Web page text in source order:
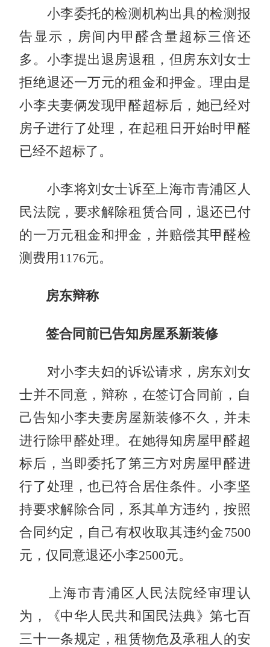
小李委托的检测机构出具的检测报
告显示，房间内甲醛含量超标三倍还
多。小李提出退房退租，但房东刘女士
拒绝退还一万元的租金和押金。理由是
小李夫妻俩发现甲醛超标后，她已经对
房子进行了处理，在起租日开始时甲醛
已经不超标了。
小李将刘女士诉至上海市青浦区人
民法院，要求解除租赁合同，退还已付
的一万元租金和押金，并赔偿其甲醛检
测费用1176元。
房东辩称
签合同前已告知房屋系新装修
对小李夫妇的诉讼请求，房东刘女
士并不同意，辩称，在签订合同前，自
己告知小李夫妻房屋新装修不久，并未
进行除甲醛处理。在她得知房屋甲醛超
标后，当即委托了第三方对房屋甲醛进
行了处理，也已符合居住条件。小李坚
持要求解除合同，系其单方违约，按照
合同约定，自己有权收取其违约金7500
元，仅同意退还小李2500元。
上海市青浦区人民法院经审理认
为，《中华人民共和国民法典》第七百
三十一条规定，租赁物危及承租人的安